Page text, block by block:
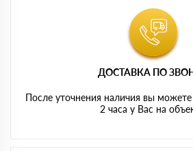
ДОСТАВКА ПО
После уточнения наличия вы
2 часа у Вас на